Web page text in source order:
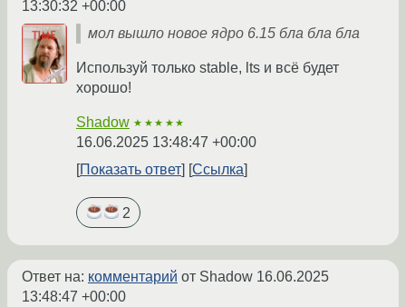
13:30:32 +00:00
мол вышло новое ядро 6.15 бла бла бла
Используй только stable, lts и всё будет
хорошо!
Shadow ★★★★★
16.06.2025 13:48:47 +00:00
Показать ответ
Ссылка
2
Ответ на: комментарий от Shadow 16.06.2025
13:48:47 +00:00